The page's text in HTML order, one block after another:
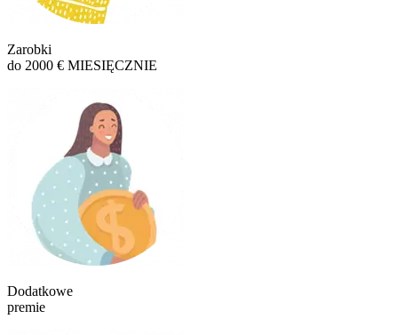
Zarobki
do 2000 € MIESIĘCZNIE
Dodatkowe
premie